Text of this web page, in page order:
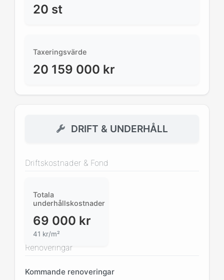
20 st
Taxeringsvärde
20 159 000 kr
DRIFT & UNDERHÅLL
Driftskostnader & Fond
Totala
underhållskostnader
69 000 kr
41 kr/m²
Renoveringar
Kommande renoveringar